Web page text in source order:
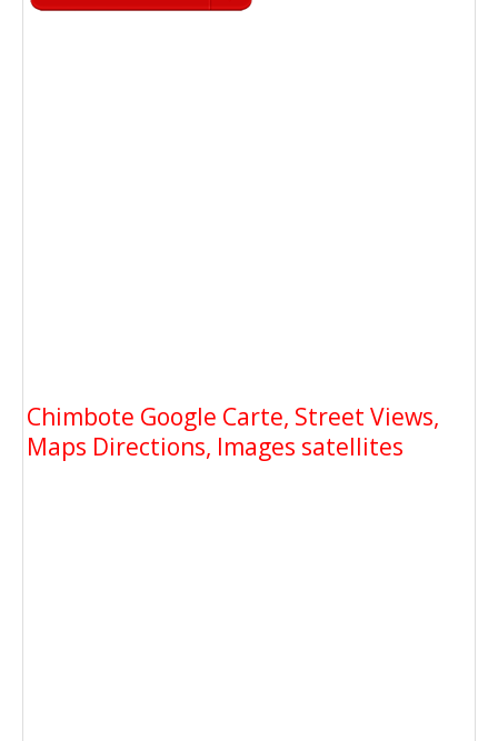
Chimbote Google Carte, Street Views,
Maps Directions, Images satellites